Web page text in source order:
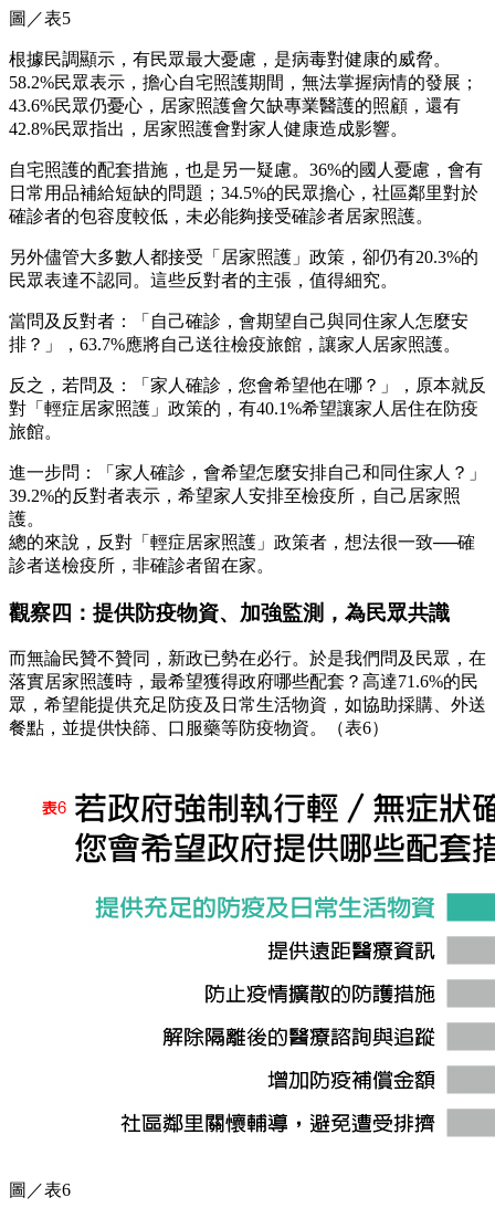
圖／表5
根據民調顯示，有民眾最大憂慮，是病毒對健康的威脅。
58.2%民眾表示，擔心自宅照護期間，無法掌握病情的發展；
43.6%民眾仍憂心，居家照護會欠缺專業醫護的照顧，還有
42.8%民眾指出，居家照護會對家人健康造成影響。
自宅照護的配套措施，也是另一疑慮。36%的國人憂慮，會有
日常用品補給短缺的問題；34.5%的民眾擔心，社區鄰里對於
確診者的包容度較低，未必能夠接受確診者居家照護。
另外儘管大多數人都接受「居家照護」政策，卻仍有20.3%的
民眾表達不認同。這些反對者的主張，值得細究。
當問及反對者：「自己確診，會期望自己與同住家人怎麼安
排？」，63.7%應將自己送往檢疫旅館，讓家人居家照護。
反之，若問及：「家人確診，您會希望他在哪？」，原本就反
對「輕症居家照護」政策的，有40.1%希望讓家人居住在防疫
旅館。
進一步問：「家人確診，會希望怎麼安排自己和同住家人？」
39.2%的反對者表示，希望家人安排至檢疫所，自己居家照
護。
總的來說，反對「輕症居家照護」政策者，想法很一致──確
診者送檢疫所，非確診者留在家。
觀察四：提供防疫物資、加強監測，為民眾共識
而無論民贊不贊同，新政已勢在必行。於是我們問及民眾，在
落實居家照護時，最希望獲得政府哪些配套？高達71.6%的民
眾，希望能提供充足防疫及日常生活物資，如協助採購、外送
餐點，並提供快篩、口服藥等防疫物資。（表6）
圖／表6